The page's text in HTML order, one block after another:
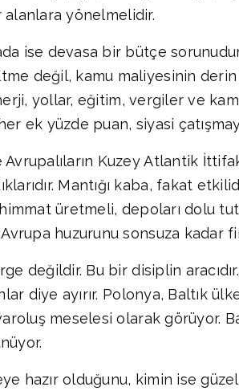
alanlara yönelmelidir.
ise devasa bir bütçe
değil, kamu maliyesinin derin
yollar, eğitim, vergiler ve
ek yüzde puan, siyasi
Kuzey Atlantik
Mantığı kaba, fakat
üretmeli, depoları dolu
huzurunu sonsuza kadar
değildir. Bu bir disiplin
diye ayırır. Polonya, Baltık
meselesi olarak görüyor.
hazır olduğunu, kimin ise